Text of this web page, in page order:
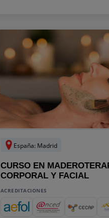
España: Madrid
CURSO EN
CORPORAL Y FACIAL
ACREDITACIONES